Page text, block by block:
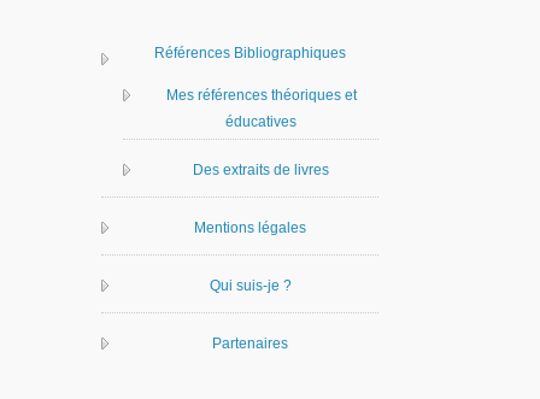
Références Bibliographiques
Mes références théoriques et
éducatives
Des extraits de livres
Mentions légales
Qui suis-je ?
Partenaires